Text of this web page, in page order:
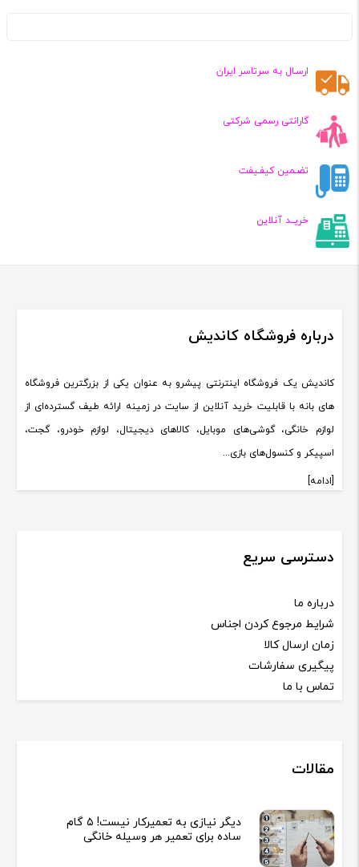
ارسـال به سرتاسر ایران
گارانتی رسمی شرکتی
تضـمین کیفـیفت
خریــد آنلاین
درباره فروشگاه کاندیش
کاندیش یک فروشگاه اینترنتی پیشرو به عنوان یکی از بزرگترین فروشگاه
های بانه با قابلیت خرید آنلاین از سایت در زمینه ارائه طیف گسترده‌ای از
لوازم خانگی، گوشی‌های موبایل، کالاهای دیجیتال، لوازم خودرو، گجت،
اسپیکر و کنسول‌های بازی...
[ادامه]
دسترسی سریع
درباره ما
شرایط مرجوع کردن اجناس
زمان ارسال کالا
پیگیری سفارشات
تماس با ما
مقالات
دیگر نیازی به تعمیرکار نیست! ۵ گام
ساده برای تعمیر هر وسیله خانگی